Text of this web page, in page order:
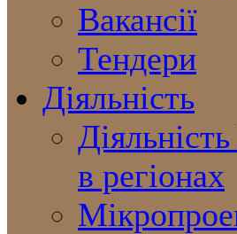
Вакансії
Тендери
Діяльність
в регіонах